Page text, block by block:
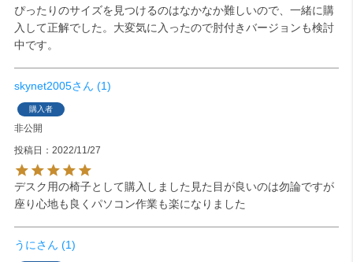
ぴったりのサイズを見つけるのはなかなか難しいので、一緒に購
入して正解でした。大変気に入ったので肘付きバージョンも検討
中です。
skynet2005 1
購入者
非公開
投稿日
2022/11/27
デスク用の椅子として購入しました見た目が良いのは勿論ですが
座り心地も良くパソコン作業も楽になりました
うに 1